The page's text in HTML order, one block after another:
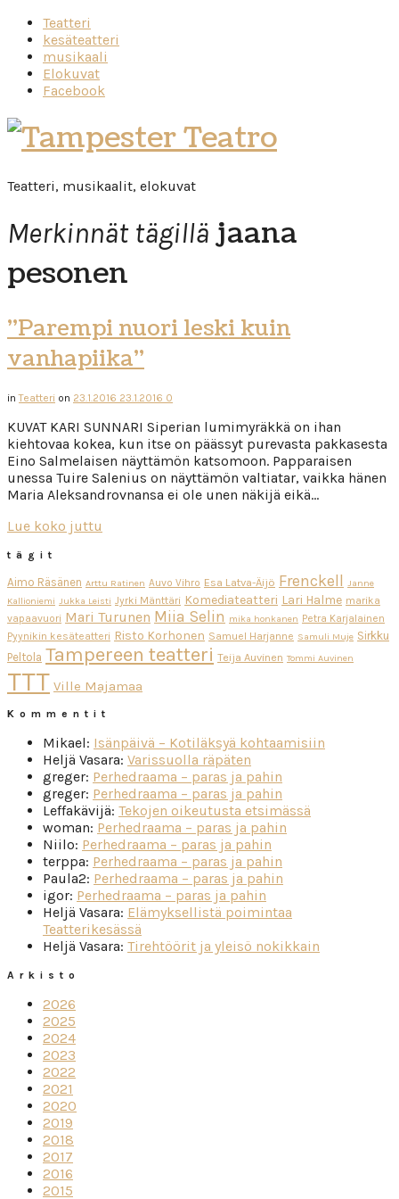
Teatteri
kesäteatteri
musikaali
Elokuvat
Facebook
Tampester
Teatro
Teatteri, musikaalit, elokuvat
Merkinnät tägillä jaana
pesonen
”Parempi nuori leski kuin
vanhapiika”
inTeatteri on 23.1.2016 23.1.2016 0
KUVAT KARI SUNNARI Siperian lumimyräkkä on ihan
kiehtovaa kokea, kun itse on päässyt purevasta pakkasesta
Eino Salmelaisen näyttämön katsomoon. Papparaisen
unessa Tuire Salenius on näyttämön valtiatar, vaikka hänen
Maria Aleksandrovnansa ei ole unen näkijä eikä…
Lue koko juttu
tägit
Aimo Räsänen Arttu Ratinen Auvo Vihro Esa Latva-Äijö Frenckell Janne
Kallioniemi Jukka Leisti Jyrki Mänttäri Komediateatteri Lari Halme marika
vapaavuori Mari Turunen Miia Selin mika honkanen Petra Karjalainen
Pyynikin kesäteatteri Risto Korhonen Samuel Harjanne Samuli Muje Sirkku
Peltola Tampereen teatteri Teija Auvinen Tommi Auvinen
TTT Ville Majamaa
Kommentit
Mikael: Isänpäivä – Kotiläksyä kohtaamisiin
Heljä Vasara: Varissuolla räpäten
greger: Perhedraama – paras ja pahin
greger: Perhedraama – paras ja pahin
Leffakävijä: Tekojen oikeutusta etsimässä
woman: Perhedraama – paras ja pahin
Niilo: Perhedraama – paras ja pahin
terppa: Perhedraama – paras ja pahin
Paula2: Perhedraama – paras ja pahin
igor: Perhedraama – paras ja pahin
Heljä Vasara: Elämyksellistä poimintaa
Teatterikesässä
Heljä Vasara: Tirehtöörit ja yleisö nokikkain
Arkisto
2026
2025
2024
2023
2022
2021
2020
2019
2018
2017
2016
2015